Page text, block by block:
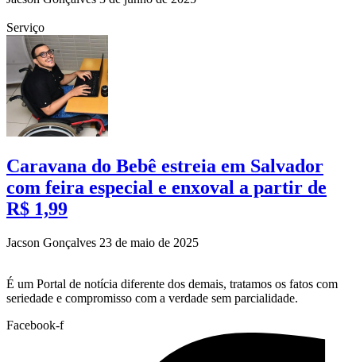
Serviço
Caravana do Bebê estreia em Salvador
com feira especial e enxoval a partir de
R$ 1,99
Jacson Gonçalves 23 de maio de 2025
É um Portal de notícia diferente dos demais, tratamos os fatos com
seriedade e compromisso com a verdade sem parcialidade.
Facebook-f